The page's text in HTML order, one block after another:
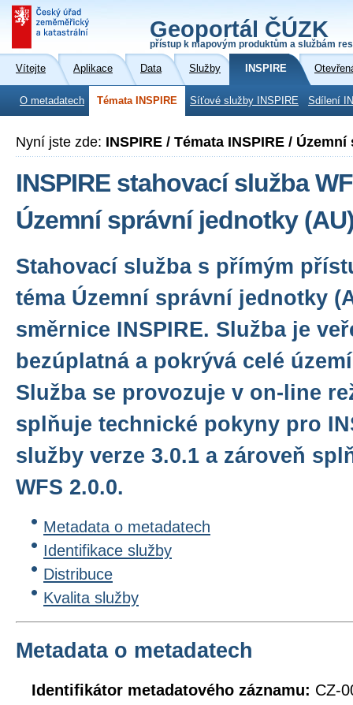
Geoportál ČÚZK
přístup k mapovým produktům a službám
Vítejte Aplikace Data Služby INSPIRE
O metadatech Témata INSPIRE Síťové služby INSPIRE Sdílení
Nyní jste zde: INSPIRE / Témata INSPIRE /
INSPIRE stahovací služba
Územní správní jednotky
Stahovací služba s přímým
téma Územní správní jednotky
směrnice INSPIRE. Služba je
bezúplatná a pokrývá celé
Služba se provozuje v on-line
splňuje technické pokyny pro
služby verze 3.0.1 a zároveň
WFS 2.0.0.
Metadata o metadatech
Identifikace služby
Distribuce
Kvalita služby
Metadata o metadatech
Identifikátor metadatového záznamu: CZ-